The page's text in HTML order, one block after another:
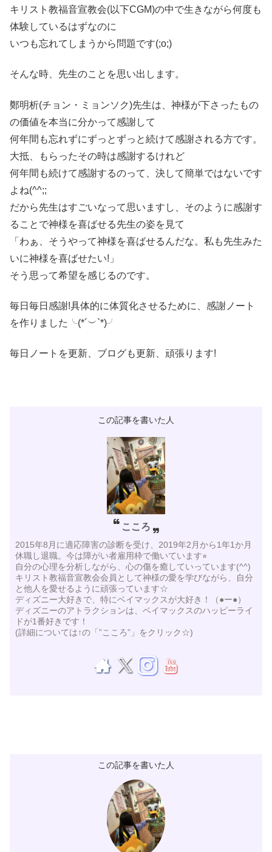
キリスト教福音宣教会(以下CGM)の中で生きながら何度も
体験しているはずなのに
いつも忘れてしまうから問題です(;o;)
そんな時、先生のことを思い出します。
鄭明析(チョン・ミョンソク)先生は、神様が下さったもの
の価値を本当に分かって感謝して
何年間も忘れずにずっとずっと続けて感謝される方です。
大抵、もらったその時は感謝するけれど
何年間も続けて感謝するのって、決して簡単ではないです
よね(^^;;
だから先生はすごいなって思いますし、そのように感謝す
ることで神様を喜ばせる先生の姿を見て
「わぁ、そうやって神様を喜ばせるんだな。私も先生みた
いに神様を喜ばせたい!」
そう思って希望を感じるのです。
毎日毎日感謝!具体的に体質化させるために、感謝ノート
を作りました╰(*´︶`*)╯
毎日ノートを更新、ブログも更新、頑張ります!
この記事を書いた人
こころ
2015年8月に適応障害の診断を受け、2019年2月から1年1か月
休職し退職。今は障がい者雇用枠で働いています⭐︎
自分の心理を分析しながら、心の傷を癒していっています(^^)
キリスト教福音宣教会会員として神様の愛を学びながら、自分
と他人を愛せるように頑張っています☆
ディズニー大好きで、特にベイマックスが大好き！（●ー●）
ディズニーのアトラクションは、ベイマックスのハッピーライ
ドが1番好きです！
(詳細については↑の「”こころ”」をクリック☆)
この記事を書いた人